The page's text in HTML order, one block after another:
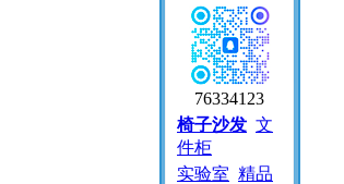
76334123
椅子沙发 文
件柜
实验室 精品